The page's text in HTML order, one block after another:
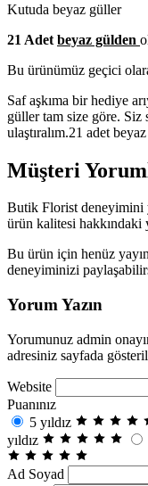
Kutuda beyaz güller
21 Adet beyaz gülden
Bu ürünümüz geçici
Saf aşkıma bir hediye
güller tam size göre. Siz
ulaştıralım.21 adet
Müşteri
Butik Florist deneyimini
ürün kalitesi hakkındaki
Bu ürün için henüz
deneyiminizi
Yorum Yazın
Yorumunuz admin
adresiniz sayfada
Website
Puanınız
5 yıldız
yıldız
Ad Soyad